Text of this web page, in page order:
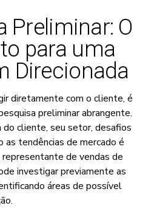
Preliminar: O
para uma
Direcionada
diretamente com o cliente, é
preliminar abrangente.
do cliente, seu setor, desafios
tendências de mercado é
de vendas de
investigar previamente as
áreas de possível